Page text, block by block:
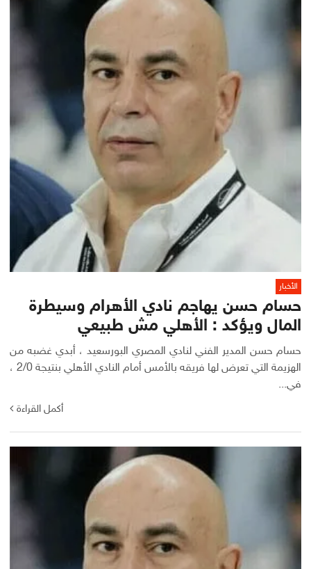
الأخبار
حسام حسن يهاجم نادي الأهرام وسيطرة
المال ويؤكد : الأهلي مش طبيعي
حسام حسن المدير الفني لنادي المصري البورسعيد ، أبدي غضبه من
الهزيمة التي تعرض لها فريقه بالأمس أمام النادي الأهلي بنتيجة 2/0 ،
في...
أكمل القراءة